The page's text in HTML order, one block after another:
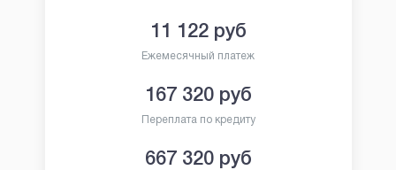
11 122руб
Ежемесячный платеж
167 320руб
Переплата по кредиту
667 320руб